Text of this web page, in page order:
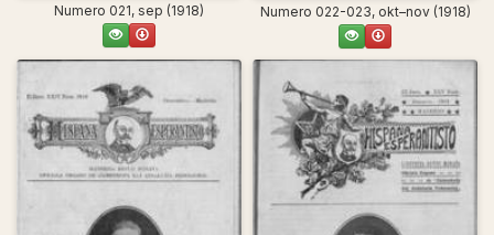
Numero 021, sep (1918) Numero 022-023, okt–nov (1918)